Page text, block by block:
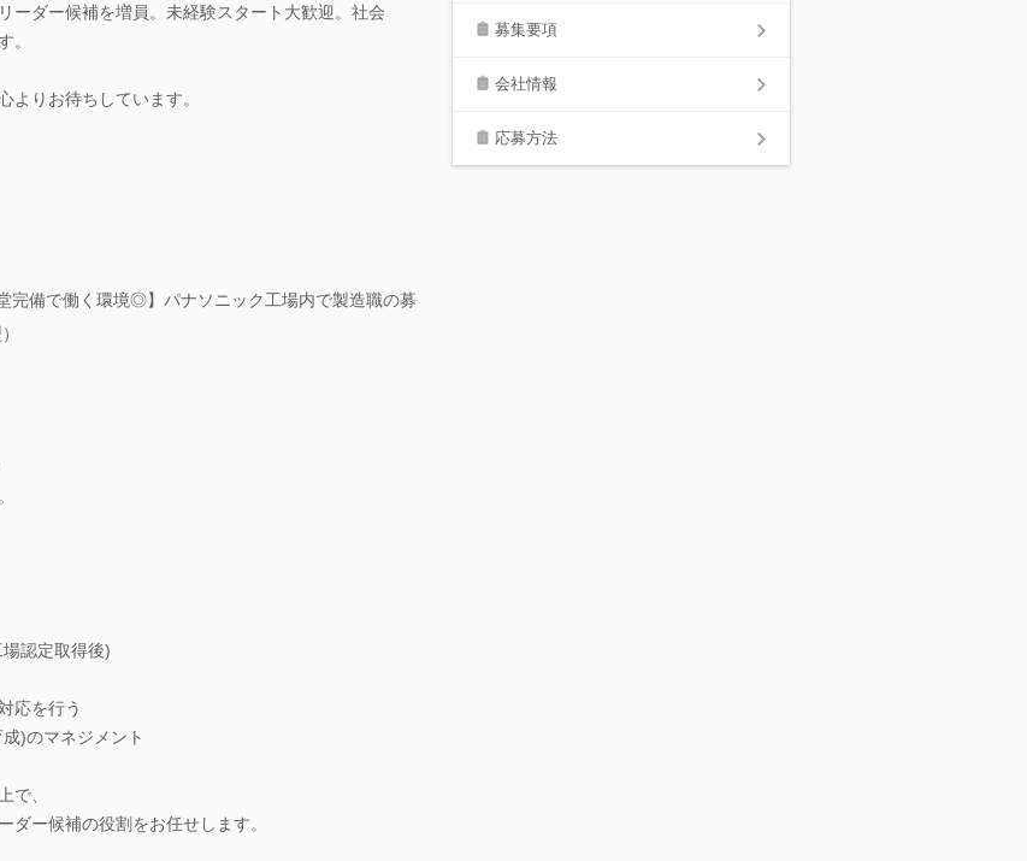
ーダー候補を増員。未経験スタート大歓迎。社会
。
よりお待ちしています。
完備で働く環境◎】パナソニック工場内で製造職の募
認定取得後)
応を行う
)のマネジメント
で、
ダー候補の役割をお任せします。
募集要項
会社情報
応募方法